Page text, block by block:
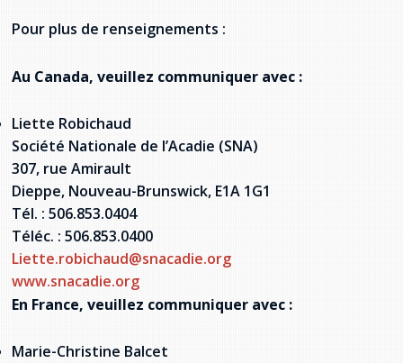
Pour plus de renseignements :
Au Canada, veuillez communiquer avec :
Liette Robichaud
Société Nationale de l’Acadie (SNA)
307, rue Amirault
Dieppe, Nouveau-Brunswick, E1A 1G1
Tél. : 506.853.0404
Téléc. : 506.853.0400
Liette.robichaud@snacadie.org
www.snacadie.org
En France, veuillez communiquer avec :
Marie-Christine Balcet